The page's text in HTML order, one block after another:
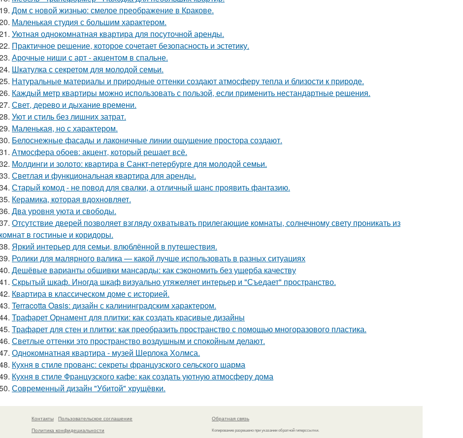
19. Дом с новой жизнью: смелое преображение в Кракове.
Маленькая студия с большим характером.
Уютная однокомнатная квартира для посуточной аренды.
Практичное решение, которое сочетает безопасность и эстетику.
Арочные ниши с арт - акцентом в спальне.
Шкатулка с секретом для молодой семьи.
Натуральные материалы и природные оттенки создают атмосферу тепла и близости к природе.
Каждый метр квартиры можно использовать с пользой, если применить нестандартные решения.
Свет, дерево и дыхание времени.
Уют и стиль без лишних затрат.
Маленькая, но с характером.
Белоснежные фасады и лаконичные линии ощущение простора создают.
Атмосфера обоев: акцент, который решает всё.
Молдинги и золото: квартира в Санкт-петербурге для молодой семьи.
Светлая и функциональная квартира для аренды.
Старый комод - не повод для свалки, а отличный шанс проявить фантазию.
Керамика, которая вдохновляет.
Два уровня уюта и свободы.
Отсутствие дверей позволяет взгляду охватывать прилегающие комнаты, солнечному свету проникать из
комнат в гостиные и коридоры.
Яркий интерьер для семьи, влюблённой в путешествия.
Ролики для малярного валика — какой лучше использовать в разных ситуациях
Дешёвые варианты обшивки мансарды: как сэкономить без ущерба качеству
Скрытый шкаф. Иногда шкаф визуально утяжеляет интерьер и "Съедает" пространство.
Квартира в классическом доме с историей.
Terracotta Oasis: дизайн с калининградским характером.
Трафарет Орнамент для плитки: как создать красивые дизайны
Трафарет для стен и плитки: как преобразить пространство с помощью многоразового пластика.
Светлые оттенки это пространство воздушным и спокойным делают.
Однокомнатная квартира - музей Шерлока Холмса.
Кухня в стиле прованс: секреты французского сельского шарма
Кухня в стиле Французского кафе: как создать уютную атмосферу дома
Современный дизайн "Убитой" хрущёвки.
Контакты
Пользовательское соглашение
Политика конфидециальности
Обратная связь
Копирование разрешено при указании обратной гиперссылки.